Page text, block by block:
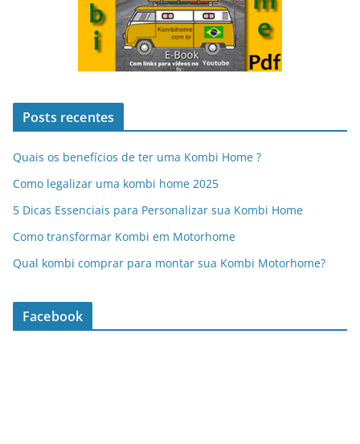
Posts recentes
Quais os benefícios de ter uma Kombi Home ?
Como legalizar uma kombi home 2025
5 Dicas Essenciais para Personalizar sua Kombi Home
Como transformar Kombi em Motorhome
Qual kombi comprar para montar sua Kombi Motorhome?
Facebook